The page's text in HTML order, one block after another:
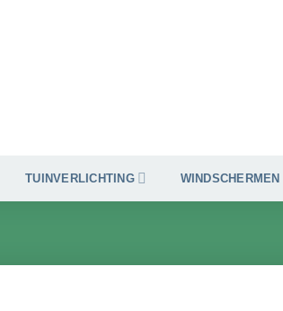
TUINVERLICHTING